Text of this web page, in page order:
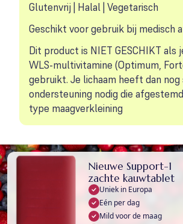
Glutenvrij | Halal | Vegetarisch
Geschikt voor gebruik bij medisch
Dit product is NIET GESCHIKT als
WLS-multivitamine (Optimum,
gebruikt. Je lichaam heeft dan nog
ondersteuning nodig die
type maagverkleining
Nieuwe Support-1
zachte kauwtablet
Uniek in Europa
Eén per dag
Mild voor de maag